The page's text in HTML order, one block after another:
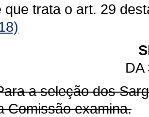
que trata o art. 29
DA
a seleção dos
Comissão examina.